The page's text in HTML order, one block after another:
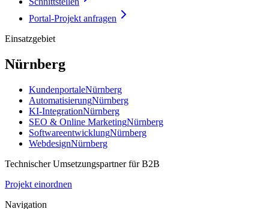
Portal-Projekt anfragen
Einsatzgebiet
Nürnberg
KundenportaleNürnberg
AutomatisierungNürnberg
KI-IntegrationNürnberg
SEO & Online MarketingNürnberg
SoftwareentwicklungNürnberg
WebdesignNürnberg
Technischer Umsetzungspartner für B2B
Projekt einordnen
Navigation